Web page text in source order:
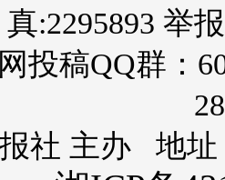
真:2295893 举
投稿QQ群：
社 主办 地址